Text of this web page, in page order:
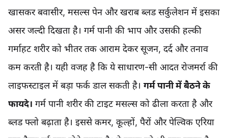
खासकर बवासीर, मसल्स पेन और खराब ब्लड सर्कुलेशन में इसका
असर जल्दी दिखता है। गर्म पानी की भाप और उसकी हल्की
गर्माहट शरीर को भीतर तक आराम देकर सूजन, दर्द और तनाव
कम करती है। यही वजह है कि ये साधारण-सी आदत रोजमर्रा की
लाइफस्टाइल में बड़ा फर्क डाल सकती है। गर्म पानी में बैठने के
फायदे। गर्म पानी शरीर की टाइट मसल्स को ढीला करता है और
ब्लड फ्लो बढ़ाता है। इससे कमर, कूल्हों, पैरों और पेल्विक एरिया